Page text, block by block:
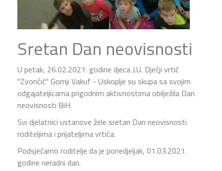
Sretan Dan neovisnosti
U petak, 26.02.2021. godine djeca J.U. Dječji vrtić
"Zvončić" Gornji Vakuf - Uskoplje su skupa sa svojim
odgajateljicama prigodnim aktivnostima obilježila Dan
neovisnosti BiH.
Svi djelatnici ustanove žele sretan Dan neovisnosti
roditeljima i prijateljima vrtića.
Podsjećamo roditelje da je ponedjeljak, 01.03.2021.
godine neradni dan.